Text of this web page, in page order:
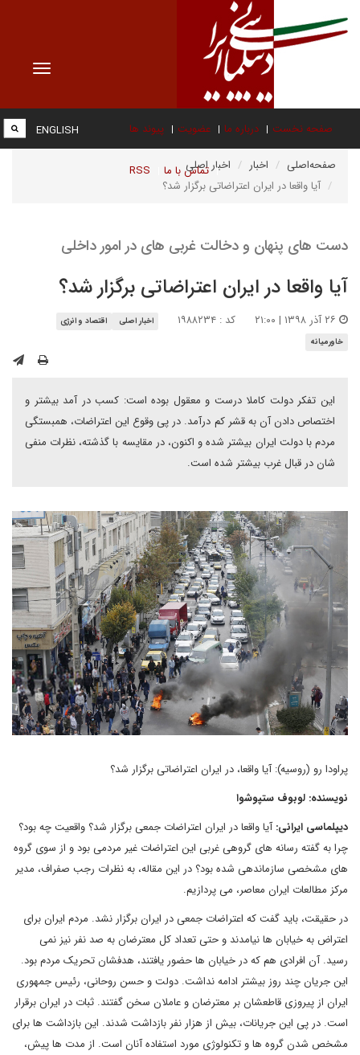
Toggle
صفحه نخست درباره ما عضویت پیوند ها
تماس با ما RSS
ENGLISH
صفحه‌اصلی اخبار
اخبار اصلی
آیا واقعا در ایران اعتراضاتی برگزار شد؟
دست های پنهان و دخالت غربی های در امور داخلی
آیا واقعا در ایران اعتراضاتی برگزار شد؟
کد : ۱۹۸۸۲۳۴ اخبار اصلی
اقتصاد و انرژی
خاورمیانه
این تفکر دولت کاملا درست و معقول بوده است: کسب در آمد بیشتر و
اختصاص دادن آن به قشر کم درآمد. در پی وقوع این اعتراضات، همبستگی
مردم با دولت ایران بیشتر شده و اکنون، در مقایسه با گذشته، نظرات منفی
شان در قبال غرب بیشتر شده است.
پراودا رو (روسیه): آیا واقعا، در ایران اعتراضاتی برگزار شد؟
نویسنده: لوبوف ستپوشوا
دیپلماسی ایرانی:آیا واقعا در ایران اعتراضات جمعی برگزار شد؟ واقعیت چه بود؟
چرا به گفته رسانه های گروهی غربی این اعتراضات غیر مردمی بود و از سوی گروه
های مشخصی سازماندهی شده بود؟ در این مقاله، به نظرات رجب صفراف، مدیر
مرکز مطالعات ایران معاصر، می پردازیم.
در حقیقت، باید گفت که اعتراضات جمعی در ایران برگزار نشد. مردم ایران برای
اعتراض به خیابان ها نیامدند و حتی تعداد کل معترضان به صد نفر نیز نمی
رسید. آن افرادی هم که در خیابان ها حضور یافتند، هدفشان تحریک مردم بود.
این جریان چند روز بیشتر ادامه نداشت. دولت و حسن روحانی، رئیس جمهوری
ایران از پیروزی قاطعشان بر معترضان و عاملان سخن گفتند. ثبات در ایران برقرار
است. در پی این جریانات، بیش از هزار نفر بازداشت شدند. این بازداشت ها برای
مشخص شدن گروه ها و تکنولوژی مورد استفاده آنان است. از مدت ها پیش،